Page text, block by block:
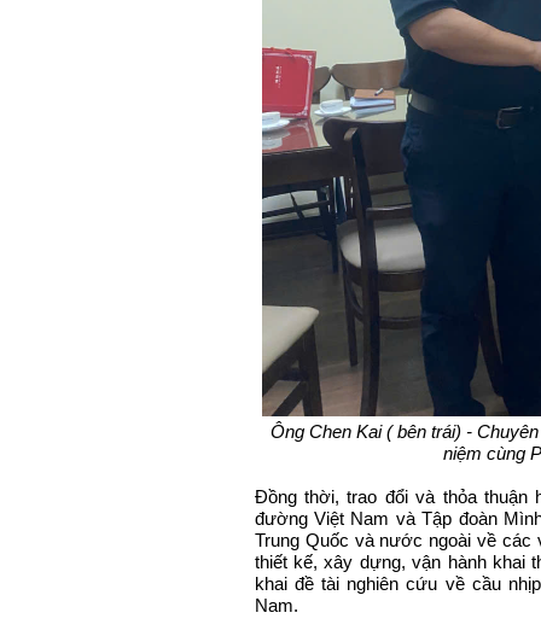
Ông Chen Kai ( bên trái) -
niệm cùng
Đồng thời, trao đổi và thỏa thuận
đường Việt Nam và Tập đoàn
Trung Quốc và nước ngoài về các
thiết kế, xây dựng, vận hành khai
khai đề tài nghiên cứu về cầu
Nam.